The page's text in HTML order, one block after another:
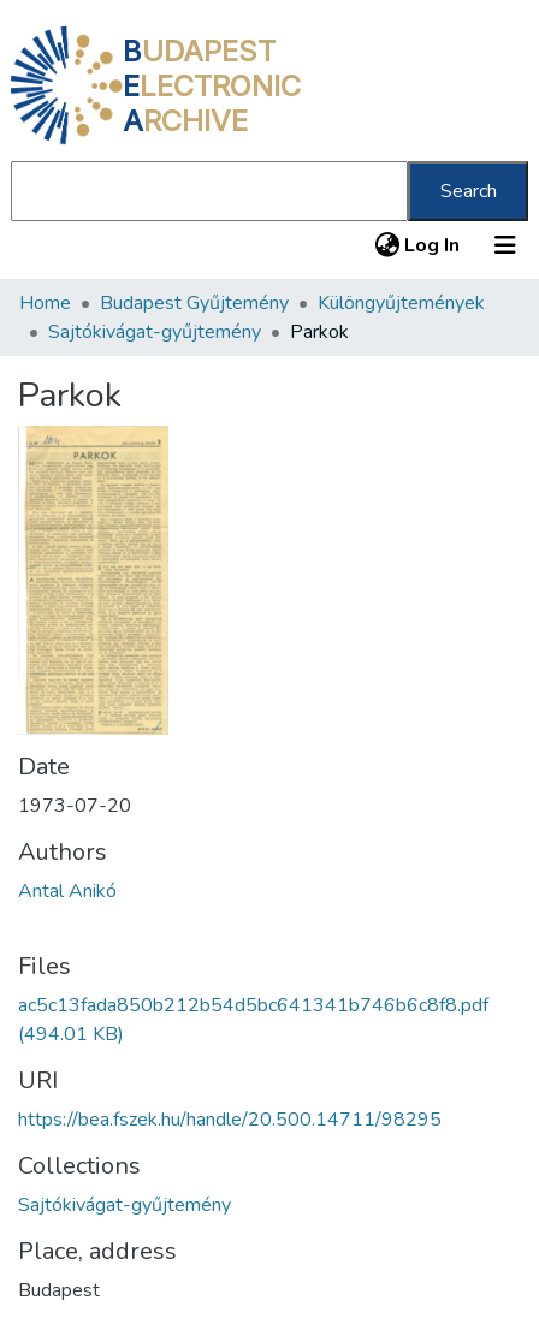
BUDAPEST
ELECTRONIC
ARCHIVE
Search
Log In (current)
Communities & Collections
Statistics
About us
Home Budapest Gyűjtemény
Különgyűjtemények
Sajtókivágat-gyűjtemény
Parkok
Parkok
Date
1973-07-20
Authors
Antal Anikó
Files
ac5c13fada850b212b54d5bc641341b746b6c8f8.pdf
(494.01 KB)
URI
https://bea.fszek.hu/handle/20.500.14711/98295
Collections
Sajtókivágat-gyűjtemény
Place, address
Budapest